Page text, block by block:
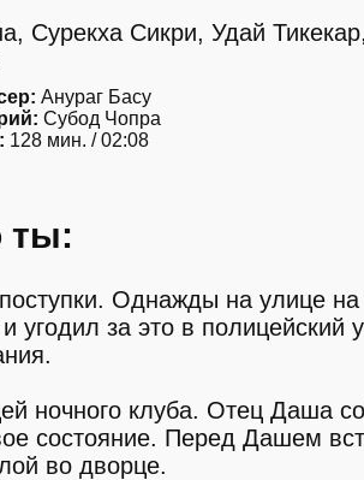
Сурекха Сикри, Удай
Анураг Басу
Субод Чопра
128 мин. / 02:08
ты:
Однажды на улице на
за это в полицейский
ночного клуба. Отец Даша
состояние. Перед Дашем
во дворце.